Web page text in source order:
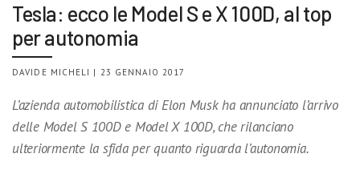
Tesla: ecco le Model S e X 100D, al top
per autonomia
DAVIDE MICHELI | 23 GENNAIO 2017
L’azienda automobilistica di Elon Musk ha annunciato l’arrivo
delle Model S 100D e Model X 100D, che rilanciano
ulteriormente la sfida per quanto riguarda l’autonomia.